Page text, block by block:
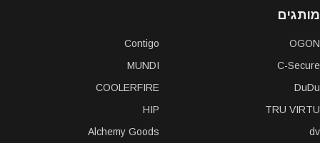
מותגים
OGON
C-Secure
DuDu
TRU VIRTU
dv
Contigo
MUNDI
COOLERFIRE
HIP
Alchemy Goods